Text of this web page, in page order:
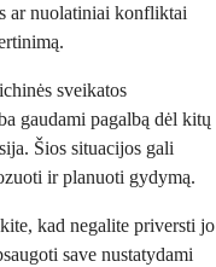
ar nuolatiniai konfliktai
sveikatos
gaudami pagalbą dėl kitų
Šios situacijos gali
ir planuoti gydymą.
kad negalite priversti jo
save nustatydami